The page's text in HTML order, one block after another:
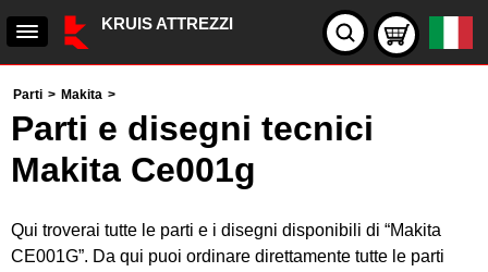
KRUIS ATTREZZI
Parti > Makita >
Parti e disegni tecnici
Makita Ce001g
Qui troverai tutte le parti e i disegni disponibili di “Makita
CE001G”. Da qui puoi ordinare direttamente tutte le parti